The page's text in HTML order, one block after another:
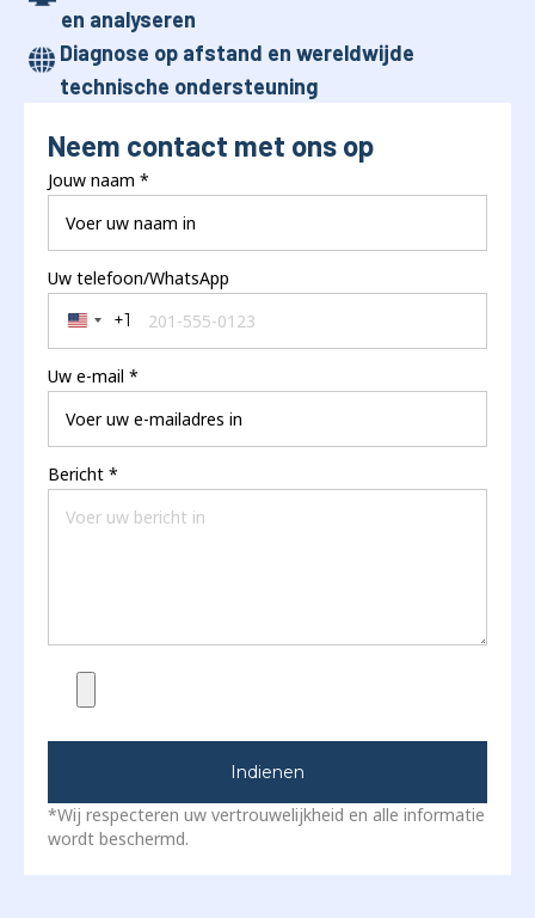
en analyseren
Diagnose op afstand en wereldwijde
technische ondersteuning
Neem contact met ons op
Jouw naam *
Uw telefoon/WhatsApp
United States +1
+1
Uw e-mail *
Bericht *
Indienen
*Wij respecteren uw vertrouwelijkheid en alle informatie
wordt beschermd.